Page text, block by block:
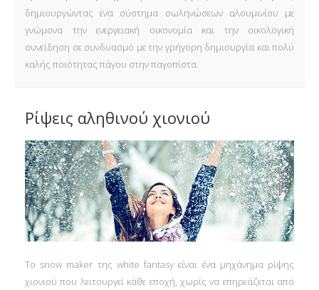
δημιουργώντας ένα σύστημα σωληνώσεων αλουμινίου με
γνώμονα την ενεργειακή οικονομία και την οικολογική
συνείδηση σε συνδυασμό με την γρήγορη δημιουργία και πολύ
καλής ποιότητας πάγου στην παγοπίστα.
Ρίψεις αληθινού χιονιού
Το snow maker της white fantasy είναι ένα μηχάνημα ρίψης
χιονιού που λειτουργεί κάθε εποχή, χωρίς να επηρεάζεται από